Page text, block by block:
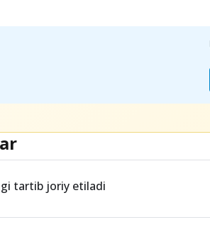
tartib joriy etiladi